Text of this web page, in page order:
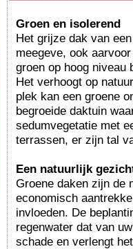
Groen en isolerend
Het grijze dak van
meegeve, ook
groen op hoog niveau
Het verhoogt op
plek kan een groene
begroeide daktuin
sedumvegetatie met
terrassen, er zijn tal
Een natuurlijk
Groene daken zijn de
economisch
invloeden. De
regenwater dat van
schade en verlengt